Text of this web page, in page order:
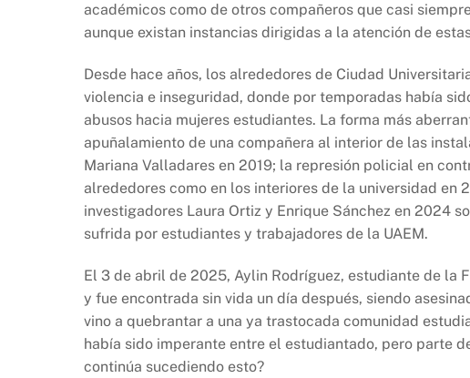
académicos como de otros compañeros que casi
aunque existan instancias dirigidas a la atención de
Desde hace años, los alrededores de Ciudad
violencia e inseguridad, donde por temporadas había
abusos hacia mujeres estudiantes. La forma más
apuñalamiento de una compañera al interior de las
Mariana Valladares en 2019; la represión policial en
alrededores como en los interiores de la universidad en
investigadores Laura Ortiz y Enrique Sánchez en 2024
sufrida por estudiantes y trabajadores de la UAEM.
El 3 de abril de 2025, Aylin Rodríguez, estudiante de la
y fue encontrada sin vida un día después, siendo
vino a quebrantar a una ya trastocada comunidad
había sido imperante entre el estudiantado, pero parte
continúa sucediendo esto?